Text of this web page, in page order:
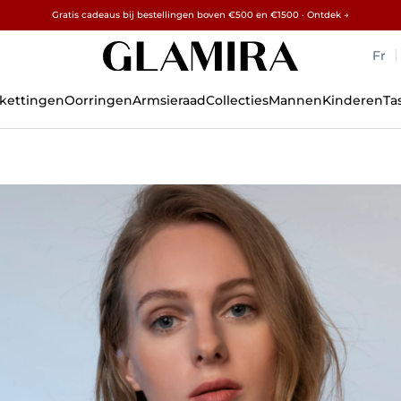
15% op alle bestellingen →
Gratis cadeaus bij bestellingen boven €500 en €1500 · Ontdek →
✓ 60 dagen retour ✓ Gratis aanpassen
Fr
OorringenArmsieraadCollectiesMannenKinderen